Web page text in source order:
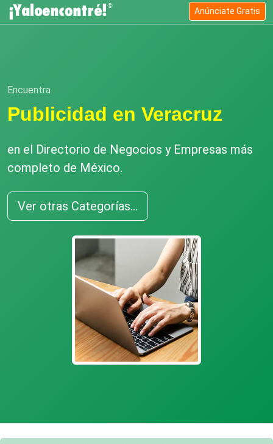
Anúnciate Gratis
Encuentra
Publicidad en Veracruz
en el Directorio de Negocios y Empresas más
completo de México.
Ver otras Categorías...